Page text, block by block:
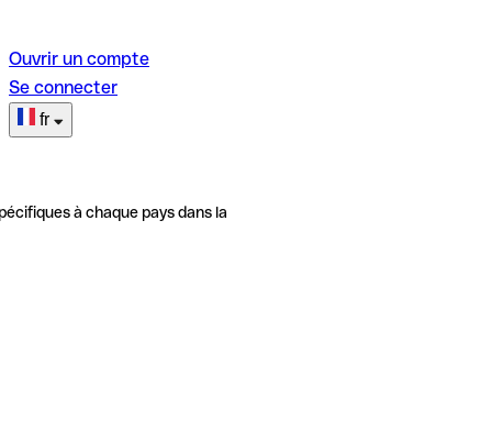
Ouvrir un compte
Se connecter
fr
à chaque pays dans la